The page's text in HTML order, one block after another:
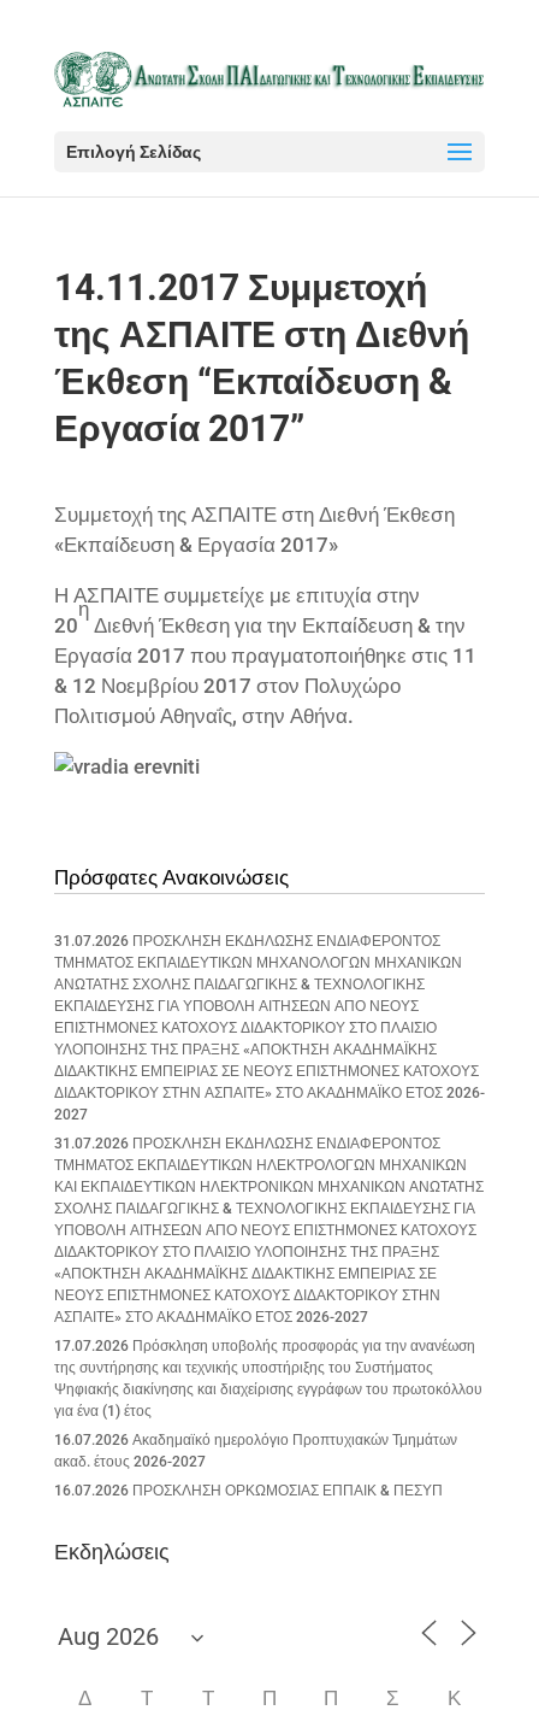
Επιλογή Σελίδας
14.11.2017 Συμμετοχή
της ΑΣΠΑΙΤΕ στη Διεθνή
Έκθεση “Εκπαίδευση &
Εργασία 2017”
Συμμετοχή της ΑΣΠΑΙΤΕ στη Διεθνή Έκθεση
«Εκπαίδευση & Εργασία 2017»
Η ΑΣΠΑΙΤΕ συμμετείχε με επιτυχία στην
20
η
Διεθνή Έκθεση για την Εκπαίδευση & την
Εργασία 2017 που πραγματοποιήθηκε στις 11
& 12 Νοεμβρίου 2017 στον Πολυχώρο
Πολιτισμού Αθηναΐς, στην Αθήνα.
Πρόσφατες Ανακοινώσεις
31.07.2026 ΠΡΟΣΚΛΗΣΗ ΕΚΔΗΛΩΣΗΣ ΕΝΔΙΑΦΕΡΟΝΤΟΣ
ΤΜΗΜΑΤΟΣ ΕΚΠΑΙΔΕΥΤΙΚΩΝ ΜΗΧΑΝΟΛΟΓΩΝ ΜΗΧΑΝΙΚΩΝ
ΑΝΩΤΑΤΗΣ ΣΧΟΛΗΣ ΠΑΙΔΑΓΩΓΙΚΗΣ & ΤΕΧΝΟΛΟΓΙΚΗΣ
ΕΚΠΑΙΔΕΥΣΗΣ ΓΙΑ ΥΠΟΒΟΛΗ ΑΙΤΗΣΕΩΝ ΑΠΟ ΝΕΟΥΣ
ΕΠΙΣΤΗΜΟΝΕΣ ΚΑΤΟΧΟΥΣ ΔΙΔΑΚΤΟΡΙΚΟΥ ΣΤΟ ΠΛΑΙΣΙΟ
ΥΛΟΠΟΙΗΣΗΣ ΤΗΣ ΠΡΑΞΗΣ «ΑΠΟΚΤΗΣΗ ΑΚΑΔΗΜΑΪΚΗΣ
ΔΙΔΑΚΤΙΚΗΣ ΕΜΠΕΙΡΙΑΣ ΣΕ ΝΕΟΥΣ ΕΠΙΣΤΗΜΟΝΕΣ ΚΑΤΟΧΟΥΣ
ΔΙΔΑΚΤΟΡΙΚΟΥ ΣΤΗΝ ΑΣΠΑΙΤΕ» ΣΤΟ ΑΚΑΔΗΜΑΪΚΟ ΕΤΟΣ 2026-
2027
31.07.2026 ΠΡΟΣΚΛΗΣΗ ΕΚΔΗΛΩΣΗΣ ΕΝΔΙΑΦΕΡΟΝΤΟΣ
ΤΜΗΜΑΤΟΣ ΕΚΠΑΙΔΕΥΤΙΚΩΝ ΗΛΕΚΤΡΟΛΟΓΩΝ ΜΗΧΑΝΙΚΩΝ
ΚΑΙ ΕΚΠΑΙΔΕΥΤΙΚΩΝ ΗΛΕΚΤΡΟΝΙΚΩΝ ΜΗΧΑΝΙΚΩΝ ΑΝΩΤΑΤΗΣ
ΣΧΟΛΗΣ ΠΑΙΔΑΓΩΓΙΚΗΣ & ΤΕΧΝΟΛΟΓΙΚΗΣ ΕΚΠΑΙΔΕΥΣΗΣ ΓΙΑ
ΥΠΟΒΟΛΗ ΑΙΤΗΣΕΩΝ ΑΠΟ ΝΕΟΥΣ ΕΠΙΣΤΗΜΟΝΕΣ ΚΑΤΟΧΟΥΣ
ΔΙΔΑΚΤΟΡΙΚΟΥ ΣΤΟ ΠΛΑΙΣΙΟ ΥΛΟΠΟΙΗΣΗΣ ΤΗΣ ΠΡΑΞΗΣ
«ΑΠΟΚΤΗΣΗ ΑΚΑΔΗΜΑΪΚΗΣ ΔΙΔΑΚΤΙΚΗΣ ΕΜΠΕΙΡΙΑΣ ΣΕ
ΝΕΟΥΣ ΕΠΙΣΤΗΜΟΝΕΣ ΚΑΤΟΧΟΥΣ ΔΙΔΑΚΤΟΡΙΚΟΥ ΣΤΗΝ
ΑΣΠΑΙΤΕ» ΣΤΟ ΑΚΑΔΗΜΑΪΚΟ ΕΤΟΣ 2026-2027
17.07.2026 Πρόσκληση υποβολής προσφοράς για την ανανέωση
της συντήρησης και τεχνικής υποστήριξης του Συστήματος
Ψηφιακής διακίνησης και διαχείρισης εγγράφων του πρωτοκόλλου
για ένα (1) έτος
16.07.2026 Ακαδημαϊκό ημερολόγιο Προπτυχιακών Τμημάτων
ακαδ. έτους 2026-2027
16.07.2026 ΠΡΟΣΚΛΗΣΗ ΟΡΚΩΜΟΣΙΑΣ ΕΠΠΑΙΚ & ΠΕΣΥΠ
Εκδηλώσεις
Δ Τ Τ Π Π Σ Κ